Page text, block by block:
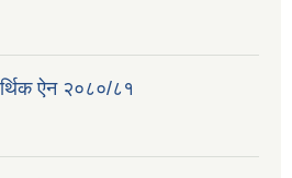
ऐन २०८०/८१